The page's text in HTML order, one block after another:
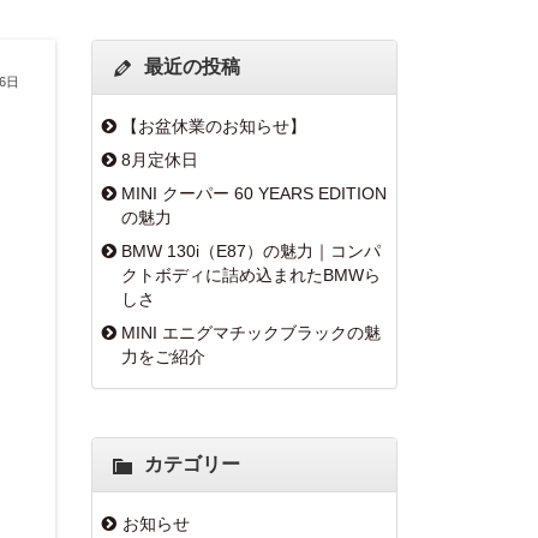
日
最近の投稿
【お盆休業のお知らせ】
8月定休日
MINI クーパー 60 YEARS EDITION
の魅力
BMW 130i（E87）の魅力｜コンパ
クトボディに詰め込まれたBMWら
しさ
MINI エニグマチックブラックの魅
力をご紹介
カテゴリー
お知らせ